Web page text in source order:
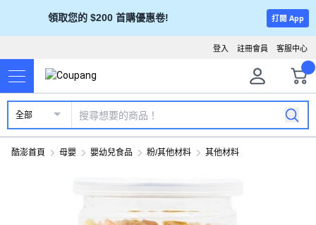
領取您的 $200 首購優惠卷! 打開 App
客服中心
註冊會員
登入
全部
酷澎首頁 母嬰 嬰幼兒食品 粉/其他材料 其他材料